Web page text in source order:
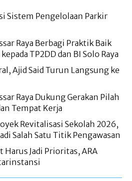
Sistem Pengelolaan Parkir
Raya Berbagi Praktik Baik
TP2DD dan BI Solo Raya
Ajid Said Turun Langsung ke
Raya Dukung Gerakan Pilah
Tempat Kerja
Revitalisasi Sekolah 2026,
Salah Satu Titik Pengawasan
Harus Jadi Prioritas, ARA